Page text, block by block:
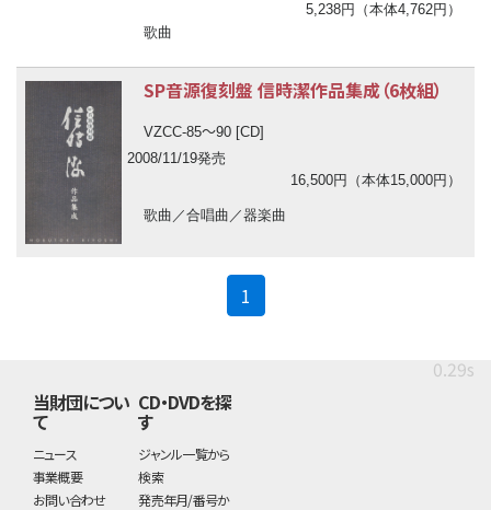
5,238円（本体4,762円）
歌曲
SP音源復刻盤 信時潔作品集成（6枚組）
VZCC-85〜90 [CD]
2008/11/19発売
16,500円（本体15,000円）
歌曲／合唱曲／器楽曲
1
0.29s
当財団につい
て
ニュース
事業概要
お問い合わせ
CD・DVDを探
す
ジャンル一覧から
検索
発売年月/番号か